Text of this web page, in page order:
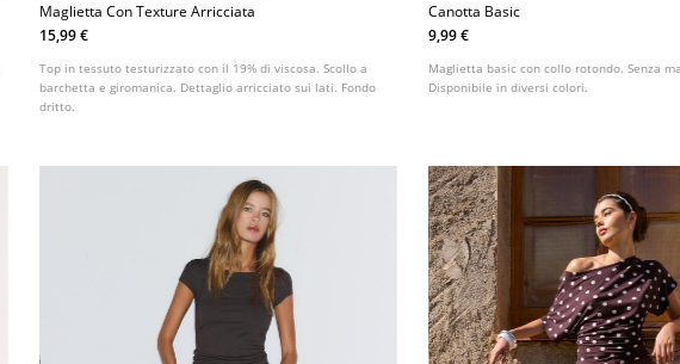
Maglietta Con Texture Arricciata
15,99 €
Top in tessuto testurizzato con il 19% di viscosa. Scollo a
barchetta e giromanica. Dettaglio arricciato sui lati. Fondo
dritto.
Canotta Basic
9,99 €
Maglietta basic con collo rotondo. Senza
Disponibile in diversi colori.